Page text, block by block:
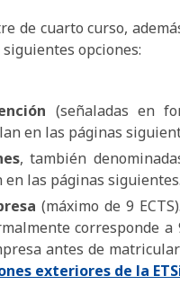
de cuarto curso,
opciones:
(señaladas en
en las páginas
, también
en las páginas
(máximo de 9
corresponde
antes de
exteriores de la